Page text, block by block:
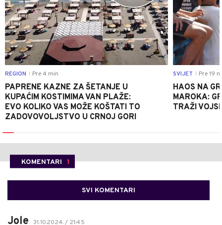
REGION Pre 4 min
PAPRENE KAZNE ZA ŠETANJE U
KUPAĆIM KOSTIMIMA VAN PLAŽE:
EVO KOLIKO VAS MOŽE KOŠTATI TO
ZADOVOVOLJSTVO U CRNOJ GORI
SVIJET Pre 19
HAOS NA
MAROKA:
TRAŽI
KOMENTARI 1
SVI KOMENTARI
Jole 31.10.2024. / 21:45